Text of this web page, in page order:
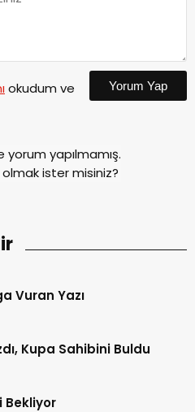
okudum ve
Yorum Yap
yapılmamış.
ister misiniz?
Vuran Yazı
Kupa Sahibini Buldu
Bekliyor